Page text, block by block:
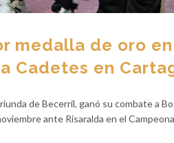
medalla de oro
Cadetes en
de Becerril, ganó su combate a
ante Risaralda en el